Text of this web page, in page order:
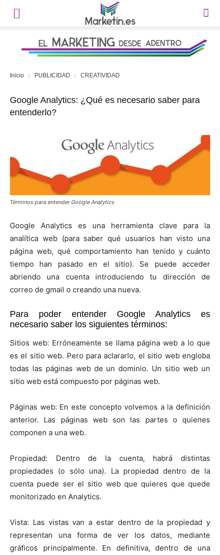
Inicio PUBLICIDAD CREATIVIDAD
Google Analytics: ¿Qué es necesario saber para
entenderlo?
Términos para entender Google Analytics
Google Analytics es una herramienta clave para la
analítica web (para saber qué usuarios han visto una
página web, qué comportamiento han tenido y cuánto
tiempo han pasado en el sitio). Se puede acceder
abriendo una cuenta introduciendo tu dirección de
correo de gmail o creando una nueva.
Para poder entender Google Analytics es
necesario saber los siguientes términos:
Sitios web: Erróneamente se llama página web a lo que
es el sitio web. Pero para aclararlo, el sitio web engloba
todas las páginas web de un dominio. Un sitio web un
sitio web está compuesto por páginas web.
Páginas web: En este concepto volvemos a la definición
anterior. Las páginas web son las partes o quienes
componen a una web.
Propiedad: Dentro de la cuenta, habrá distintas
propiedades (o sólo una). La propiedad dentro de la
cuenta puede ser el sitio web que quieres que quede
monitorizado en Analytics.
Vista: Las vistas van a estar dentro de la propiedad y
representan una forma de ver los datos, mediante
gráficos principalmente. En definitiva, dentro de una